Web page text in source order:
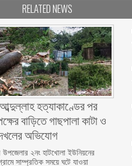
RELATED NEWS
হত্যাকাণ্ডের পর
বাড়িতে গাছপালা কাটা ও
অভিযোগ
উপজেলার ২নং হাটখোলা ইউনিয়নের
সাম্প্রতিক সময়ে ঘটে যাওয়া